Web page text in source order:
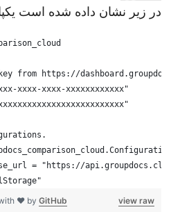
در زیر نشان داده شده است
from https://
xxxx-xxxx-xxxxxxxxxxxx"
= "https://
view raw
with ❤ byGitHub